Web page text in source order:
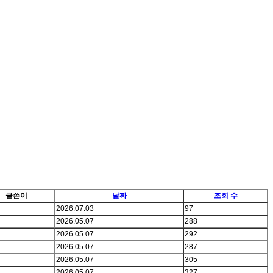
글쓴이 날짜
조회 수
2026.07.03
97
2026.05.07
288
2026.05.07
292
2026.05.07
287
2026.05.07
305